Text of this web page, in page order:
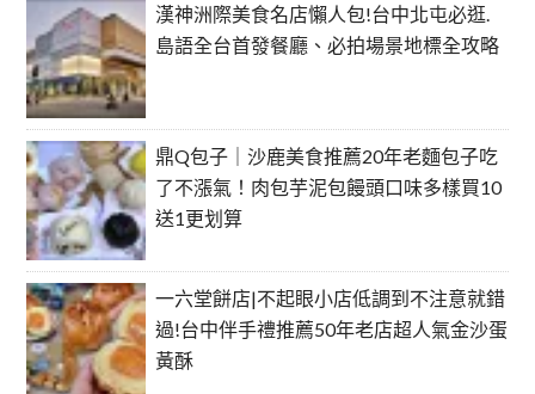
漢神洲際美食名店懶人包!台中北屯必逛.
島語全台首發餐廳、必拍場景地標全攻略
鼎Q包子｜沙鹿美食推薦20年老麵包子吃
了不漲氣！肉包芋泥包饅頭口味多樣買10
送1更划算
一六堂餅店|不起眼小店低調到不注意就錯
過!台中伴手禮推薦50年老店超人氣金沙蛋
黃酥